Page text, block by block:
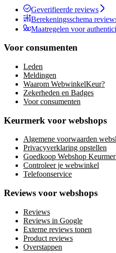
Geverifieerde reviews
Berekeningsschema
Maatregelen voor
Voor consumenten
Leden
Meldingen
Waarom WebwinkelKeur?
Zekerheden en Badges
Voor consumenten
Keurmerk voor webshops
Algemene voorwaarden
Privacyverklaring opstellen
Goedkoop Webshop
Controleer je webwinkel
Telefoonservice
Reviews voor webshops
Reviews
Reviews in Google
Externe reviews tonen
Product reviews
Overstappen